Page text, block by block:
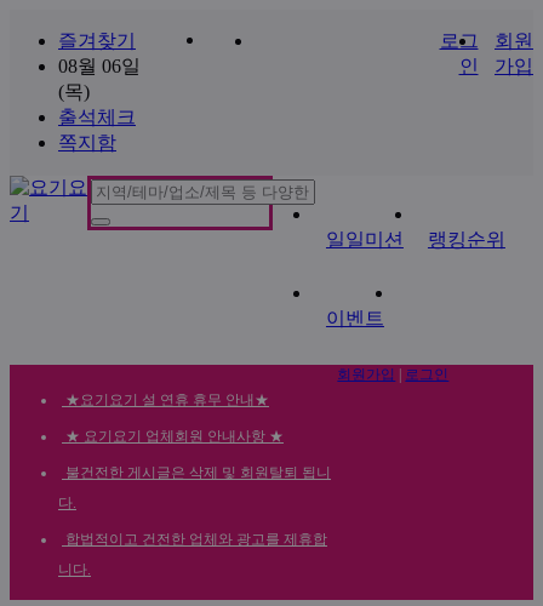
즐겨찾기
08월 06일
(목)
출석체크
쪽지함
로그
인
회원
가입
일일미션 랭킹순위
이벤트
★요기요기 설 연휴 휴무 안내★
★ 요기요기 업체회원 안내사항 ★
불건전한 게시글은 삭제 및 회원탈퇴 됩니
다.
합법적이고 건전한 업체와 광고를 제휴합
니다.
회원가입 로그인